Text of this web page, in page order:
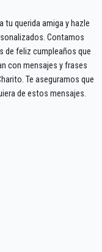
tu querida amiga y hazle
Contamos
de feliz cumpleaños que
con mensajes y frases
Te aseguramos que
de estos mensajes.